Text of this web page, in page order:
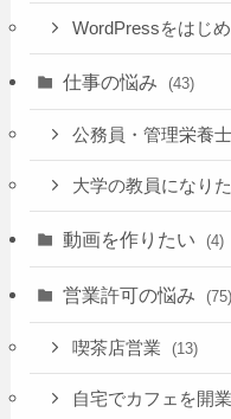
WordPressをはじ
仕事の悩み (43)
公務員・管理栄養
大学の教員になり
動画を作りたい (4)
営業許可の悩み (75)
喫茶店営業 (13)
自宅でカフェを開業